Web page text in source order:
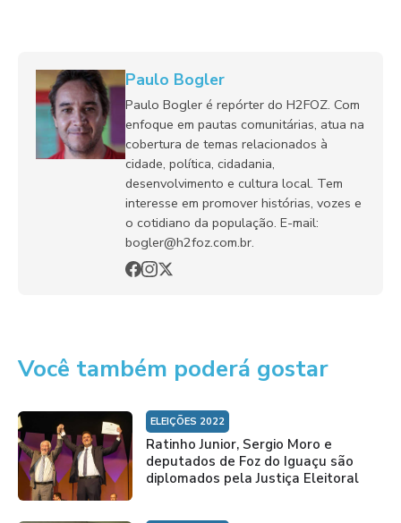
Paulo Bogler
Paulo Bogler é repórter do H2FOZ. Com
enfoque em pautas comunitárias, atua na
cobertura de temas relacionados à
cidade, política, cidadania,
desenvolvimento e cultura local. Tem
interesse em promover histórias, vozes e
o cotidiano da população. E-mail:
bogler@h2foz.com.br.
Você também poderá gostar
ELEIÇÕES 2022
Ratinho Junior, Sergio Moro e
deputados de Foz do Iguaçu são
diplomados pela Justiça Eleitoral